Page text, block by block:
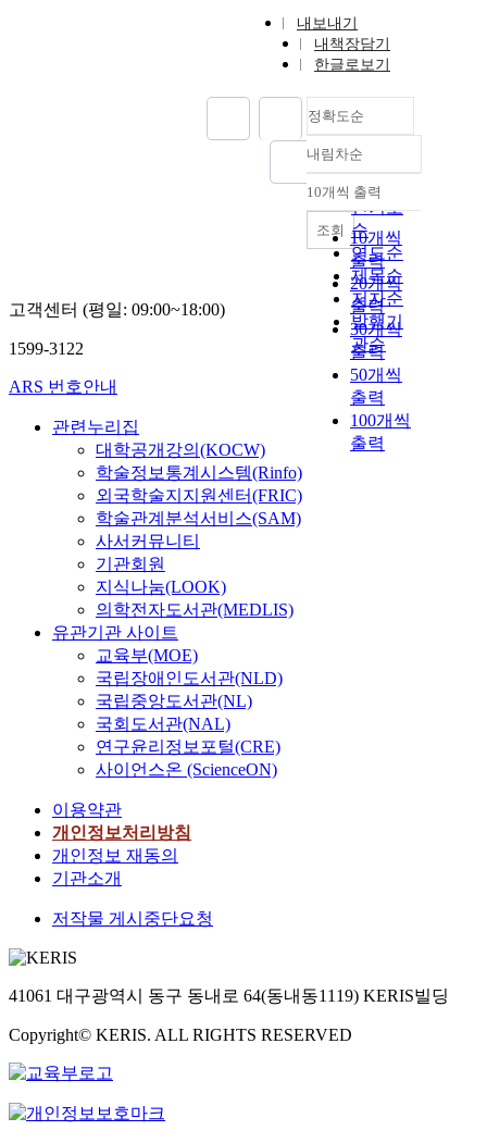
내보내기
내책장담기
한글로보기
정확도순
정확도
순
인기도
순
연도순
제목순
저자순
발행기
관순
내림차순
내림차순
10개씩 출력
10개씩
출력
20개씩
출력
30개씩
출력
50개씩
출력
100개씩
출력
조회
고객센터 (평일: 09:00~18:00)
1599-3122
ARS 번호안내
관련누리집
대학공개강의(KOCW)
학술정보통계시스템(Rinfo)
외국학술지지원센터(FRIC)
학술관계분석서비스(SAM)
사서커뮤니티
기관회원
지식나눔(LOOK)
의학전자도서관(MEDLIS)
유관기관 사이트
교육부(MOE)
국립장애인도서관(NLD)
국립중앙도서관(NL)
국회도서관(NAL)
연구윤리정보포털(CRE)
사이언스온 (ScienceON)
이용약관
개인정보처리방침
개인정보 재동의
기관소개
저작물 게시중단요청
41061 대구광역시 동구 동내로 64(동내동1119) KERIS빌딩
Copyright© KERIS. ALL RIGHTS RESERVED